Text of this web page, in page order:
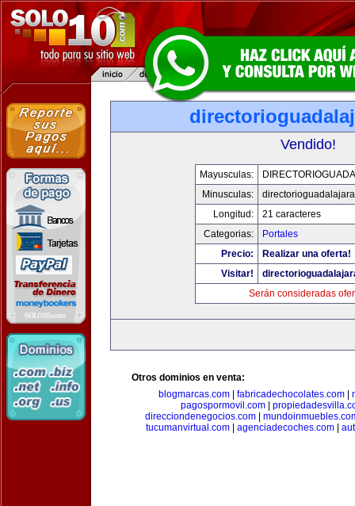
Vendido!
Mayusculas:
Minusculas:
Longitud:
21 caracteres
Categorias:
Portales
Precio:
Realizar una oferta!
Visitar!
Serán consideradas
Otros dominios en venta:
blogmarcas.com
fabricadechocolates.com
pagospormovil.com
direcciondenegocios.com
tucumanvirtual.com| agenciadecoches.com|